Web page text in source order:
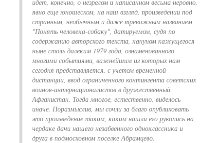
идет, конечно, о незрелом и написанном весьма неровно,
явно еще юношеском, на наш взгляд, произведении под
странным, необычным и даже тревожным названием
"Понять человека-собаку", датируемом, судя по
содержанию авторского текста, кануном кажущегося
ныне столь далеким 1979 года, ознаменованного
многими событиями, важнейшим из которых нам
сегодня представляется, с учетом временной
дистанции, ввод ограниченного контингента советских
воинов-интернационалистов в дружественный
Афганистан. Тогда многое, естественно, виделось
иначе. Поразмыслив, мы сочли за благо опубликовать
это произведение таким, каким нашли его рукопись на
чердаке дачи нашего незабвенного одноклассника и
друга в подмосковном поселке Абрамцево.